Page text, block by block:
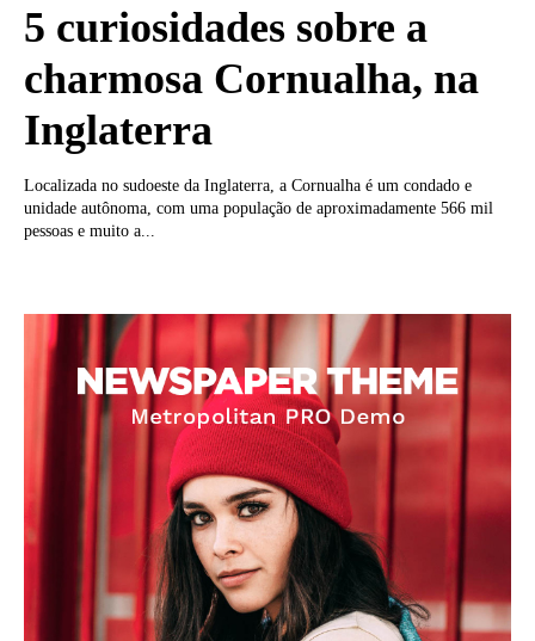
5 curiosidades sobre a
charmosa Cornualha, na
Inglaterra
Localizada no sudoeste da Inglaterra, a Cornualha é um condado e
unidade autônoma, com uma população de aproximadamente 566 mil
pessoas e muito a...